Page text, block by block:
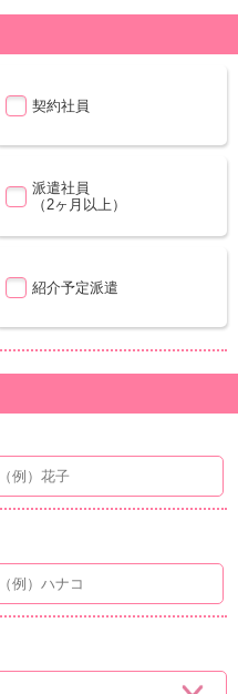
契約社員
派遣社員
（2ヶ月以上）
紹介予定派遣